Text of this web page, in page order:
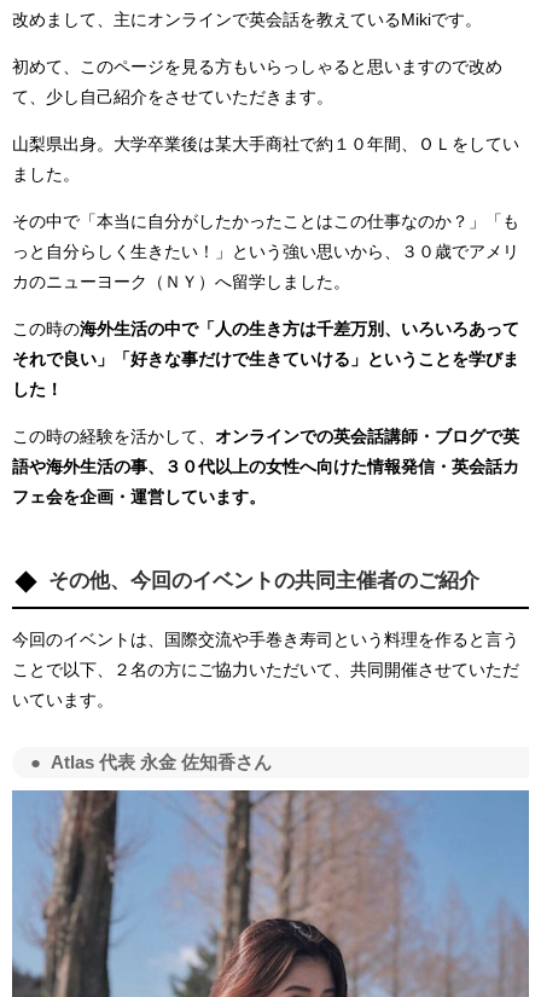
改めまして、主にオンラインで英会話を教えているMikiです。
初めて、このページを見る方もいらっしゃると思いますので改め
て、少し自己紹介をさせていただきます。
山梨県出身。大学卒業後は某大手商社で約１０年間、ＯＬをしてい
ました。
その中で「本当に自分がしたかったことはこの仕事なのか？」「も
っと自分らしく生きたい！」という強い思いから、３０歳でアメリ
カのニューヨーク（ＮＹ）へ留学しました。
この時の海外生活の中で「人の生き方は千差万別、いろいろあって
それで良い」「好きな事だけで生きていける」ということを学びま
した！
この時の経験を活かして、 オンラインでの英会話講師・ブログで英
語や海外生活の事、３０代以上の女性へ向けた情報発信・英会話カ
フェ会を企画・運営しています。
その他、今回のイベントの共同主催者のご紹介
今回のイベントは、国際交流や手巻き寿司という料理を作ると言う
ことで以下、２名の方にご協力いただいて、共同開催させていただ
いています。
Atlas 代表 永金 佐知香さん